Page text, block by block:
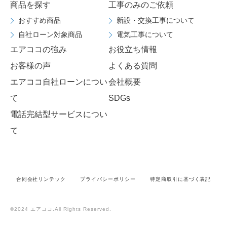
商品を探す
おすすめ商品
自社ローン対象商品
工事のみのご依頼
新設・交換工事について
電気工事について
エアココの強み
お客様の声
エアココ自社ローンについ
て
電話完結型サービスについ
て
お役立ち情報
よくある質問
会社概要
SDGs
合同会社リンテック プライバシーポリシー 特定商取引に基づく表記
©2024 エアココ.All Rights Reserved.